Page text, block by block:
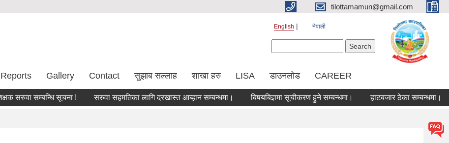
tilottamamun@gmail.com
English नेपाली
Reports Gallery Contact सुझाब सल्लाह शाखा हरु LISA डाउनलोड CAREER
सरुवा सम्बन्धि सूचना ! सरुवा सहमतिका लागि दरखास्त आब्हान सम्बन्धमा। बिषयबिज्ञमा सूचीकरण हुने सम्बन्धमा। हाटबजार ठेका सम्बन्धमा।